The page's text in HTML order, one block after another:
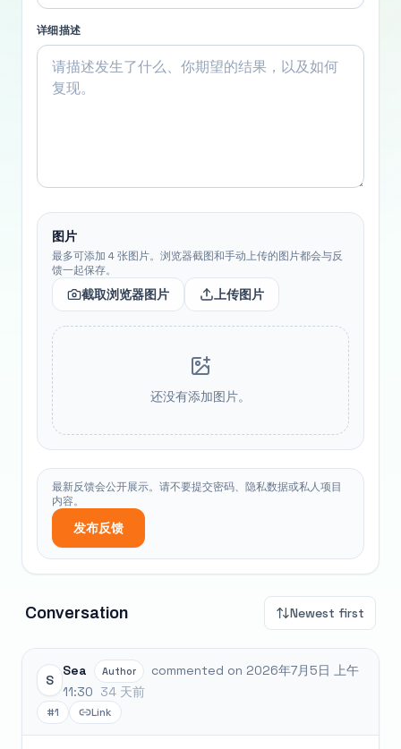
详细描述
图片
最多可添加 4 张图片。浏览器截图和手动上传的图片都会与反
馈一起保存。
截取浏览器图片 上传图片
还没有添加图片。
最新反馈会公开展示。请不要提交密码、隐私数据或私人项目
内容。
发布反馈
Conversation Newest first
S
Sea Author
commented on 2026年7月5日 上午
11:30 34 天前
#1 Link